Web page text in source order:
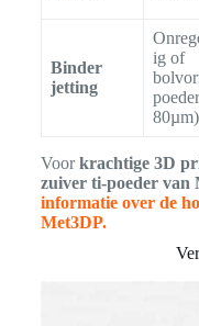
Binder
jetting
ig of
80µm)
Voorkrachtige 3D
zuiver ti-poeder van
informatie over de
Met3DP.